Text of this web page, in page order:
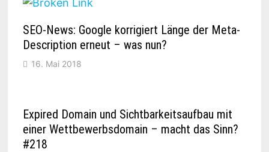
SEO-News: Google korrigiert Länge der Meta-
Description erneut – was nun?
16. Mai 2018
Expired Domain und Sichtbarkeitsaufbau mit
einer Wettbewerbsdomain – macht das Sinn?
#218